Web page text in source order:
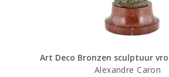
Art Deco Bronzen sculptuur
Alexandre Caron